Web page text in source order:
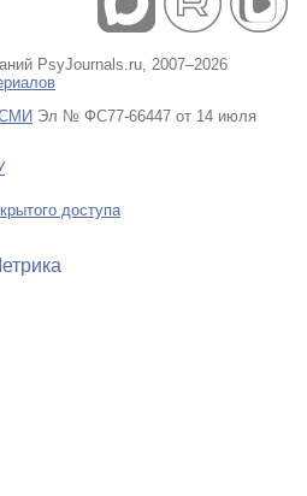
PsyJournals.ru, 2007–2026
СМИ Эл № ФС77-66447 от 14 июля
доступа